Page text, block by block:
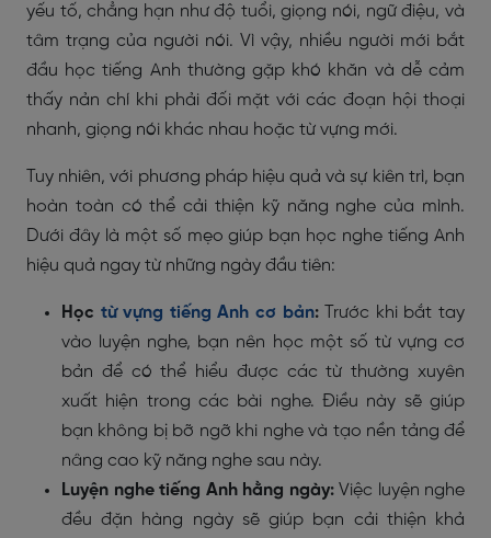
yếu tố, chẳng hạn như độ tuổi, giọng nói, ngữ điệu, và
tâm trạng của người nói. Vì vậy, nhiều người mới bắt
đầu học tiếng Anh thường gặp khó khăn và dễ cảm
thấy nản chí khi phải đối mặt với các đoạn hội thoại
nhanh, giọng nói khác nhau hoặc từ vựng mới.
Tuy nhiên, với phương pháp hiệu quả và sự kiên trì, bạn
hoàn toàn có thể cải thiện kỹ năng nghe của mình.
Dưới đây là một số mẹo giúp bạn học nghe tiếng Anh
hiệu quả ngay từ những ngày đầu tiên:
Học từ vựng tiếng Anh cơ bản:Trước khi bắt tay
vào luyện nghe, bạn nên học một số từ vựng cơ
bản để có thể hiểu được các từ thường xuyên
xuất hiện trong các bài nghe. Điều này sẽ giúp
bạn không bị bỡ ngỡ khi nghe và tạo nền tảng để
nâng cao kỹ năng nghe sau này.
Luyện nghe tiếng Anh hằng ngày:Việc luyện nghe
đều đặn hàng ngày sẽ giúp bạn cải thiện khả